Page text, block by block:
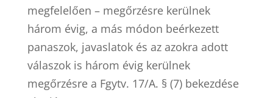
megfelelően – megőrzésre kerülnek
három évig, a más módon beérkezett
panaszok, javaslatok és az azokra adott
válaszok is három évig kerülnek
megőrzésre a Fgytv. 17/A. § (7) bekezdése